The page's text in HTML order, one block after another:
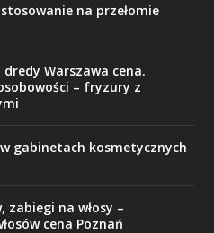
na przełomie
Warszawa cena.
– fryzury z
gabinetach kosmetycznych
zabiegi na włosy –
cena Poznań